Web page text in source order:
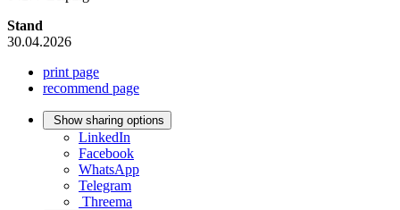
Stand
30.04.2026
print page
recommend page
Show sharing options
LinkedIn
Facebook
WhatsApp
Telegram
Threema